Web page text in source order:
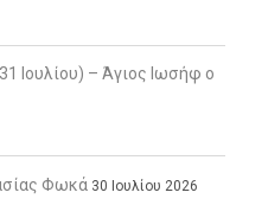
Ιουλίου) – Άγιος Ιωσήφ ο
Φωκά 30 Ιουλίου 2026